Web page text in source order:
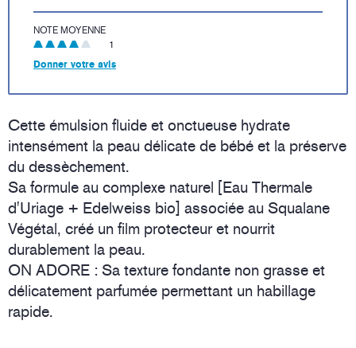
NOTE MOYENNE
1
Donner votre avis
Cette émulsion fluide et onctueuse hydrate
intensément la peau délicate de bébé et la préserve
du dessèchement.
Sa formule au complexe naturel [Eau Thermale
d'Uriage + Edelweiss bio] associée au Squalane
Végétal, créé un film protecteur et nourrit
durablement la peau.
ON ADORE : Sa texture fondante non grasse et
délicatement parfumée permettant un habillage
rapide.